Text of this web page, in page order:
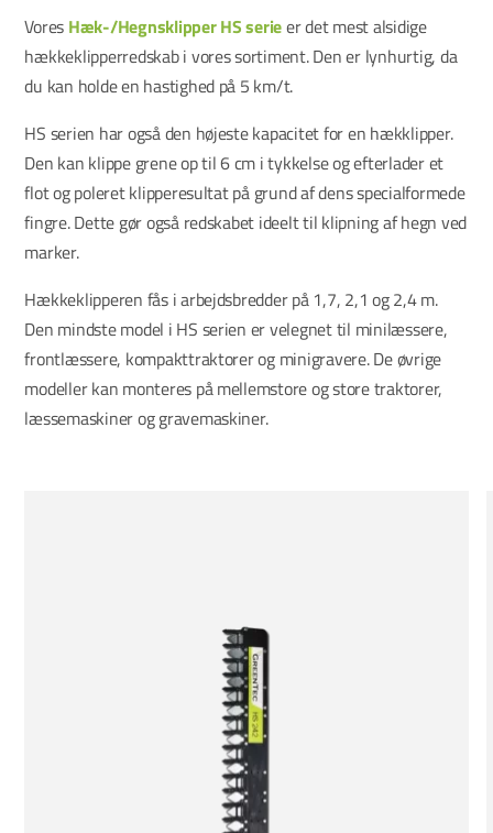
Vores Hæk-/Hegnsklipper HS serieer det mest alsidige
hækkeklipperredskab i vores sortiment. Den er lynhurtig, da
du kan holde en hastighed på 5 km/t.
HS serien har også den højeste kapacitet for en hækklipper.
Den kan klippe grene op til 6 cm i tykkelse og efterlader et
flot og poleret klipperesultat på grund af dens specialformede
fingre. Dette gør også redskabet ideelt til klipning af hegn ved
marker.
Hækkeklipperen fås i arbejdsbredder på 1,7, 2,1 og 2,4 m.
Den mindste model i HS serien er velegnet til minilæssere,
frontlæssere, kompakttraktorer og minigravere. De øvrige
modeller kan monteres på mellemstore og store traktorer,
læssemaskiner og gravemaskiner.